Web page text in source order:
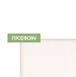
ΠΡΟΣΦΟΡΆ!